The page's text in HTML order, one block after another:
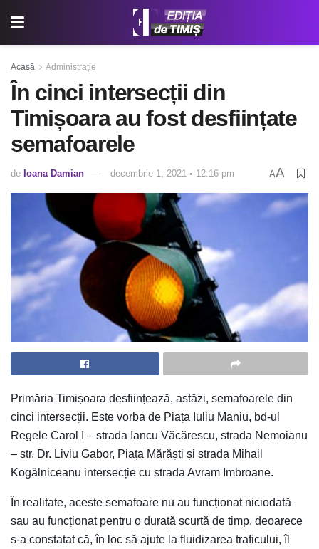
Acasă Administrație
În cinci intersecții din
Timișoara au fost desființate
semafoarele
de Ioana Damian decembrie 1, 2021 ◦ 12:16 pm AA
Primăria Timișoara desființează, astăzi, semafoarele din
cinci intersecții. Este vorba de Piața Iuliu Maniu, bd-ul
Regele Carol I – strada Iancu Văcărescu, strada Nemoianu
– str. Dr. Liviu Gabor, Piața Mărăști și strada Mihail
Kogălniceanu intersecție cu strada Avram Imbroane.
În realitate, aceste semafoare nu au funcționat niciodată
sau au funcționat pentru o durată scurtă de timp, deoarece
s-a constatat că, în loc să ajute la fluidizarea traficului, îl